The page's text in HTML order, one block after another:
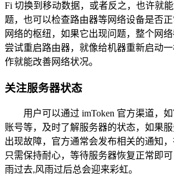
Fi 切换到移动数据，或者反之，也许就
题，也可以检查路由器等网络设备是否
网络的枢纽，如果它出现问题，整个网
尝试重启路由器，就像给机器重新启动
作就能改善网络状况。
关注服务器状态
用户可以通过 imToken 官方渠道，
账号等，及时了解服务器的状态，如果
出现故障，官方通常会发布相关的通知
只需保持耐心，等待服务器恢复正常即
雨过去,风雨过后总会迎来彩虹。